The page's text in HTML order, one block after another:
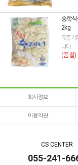
송학식
2kg
유통기
니다.
(품절)
회사정보
이용약관
CS CENTER
055-241-